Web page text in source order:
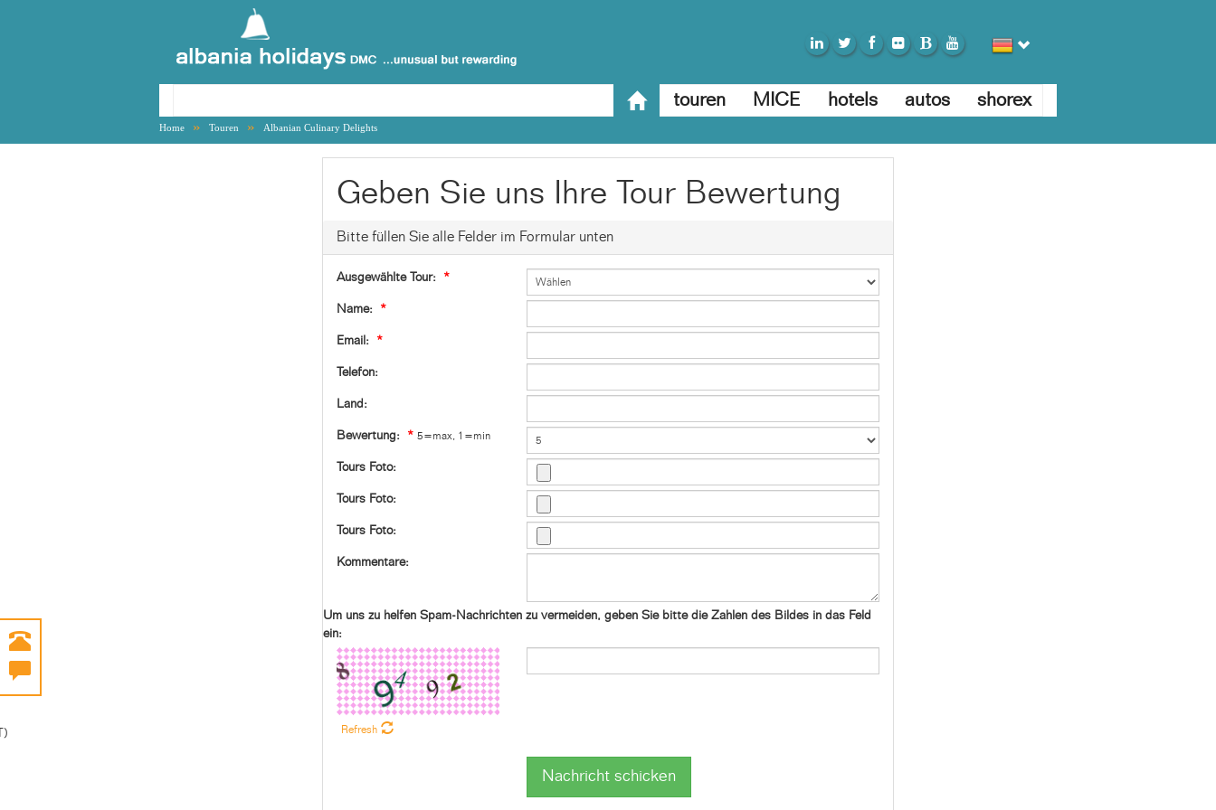
touren MICE hotels autos shorex
Home » Touren » Albanian Culinary Delights
Geben Sie uns Ihre Tour Bewertung
Bitte füllen Sie alle Felder im Formular unten
Ausgewählte Tour: *
Name: *
Email: *
Telefon:
Land:
Bewertung: * 5=max, 1=min
Tours Foto:
Tours Foto:
Tours Foto:
Kommentare:
Um uns zu helfen Spam-Nachrichten zu vermeiden, geben Sie bitte die Zahlen des Bildes in das Feld
ein:
Refresh
Nachricht schicken